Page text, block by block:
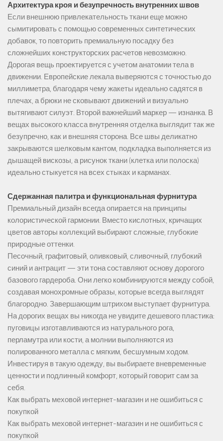
Архитектура кроя и безупречность внутренних швов
Если внешнюю привлекательность ткани еще можно
сымитировать с помощью современных синтетических
добавок, то повторить премиальную посадку без
сложнейших конструкторских расчетов невозможно.
Дорогая вещь проектируется с учетом анатомии тела в
движении. Европейские лекала выверяются с точностью до
миллиметра, благодаря чему жакеты идеально садятся в
плечах, а брюки не сковывают движений и визуально
вытягивают силуэт. Второй важнейший маркер — изнанка. В
вещах высокого класса внутренняя отделка выглядит так же
безупречно, как и внешняя сторона. Все швы деликатно
закрываются шелковым кантом, подкладка выполняется из
дышащей вискозы, а рисунок ткани (клетка или полоска)
идеально стыкуется на всех стыках и карманах.
Сдержанная палитра и функциональная фурнитура
Премиальный дизайн всегда опирается на принципы
колористической гармонии. Вместо кислотных, кричащих
цветов авторы коллекций выбирают сложные, глубокие
природные оттенки.
Песочный, графитовый, оливковый, сливочный, глубокий
синий и антрацит — эти тона составляют основу дорогого
базового гардероба. Они легко комбинируются между собой,
создавая монохромные образы, которые всегда выглядят
благородно. Завершающим штрихом выступает фурнитура.
На дорогих вещах вы никогда не увидите дешевого пластика:
пуговицы изготавливаются из натурального рога,
перламутра или кости, а молнии выполняются из
полированного металла с мягким, бесшумным ходом.
Инвестируя в такую одежду, вы выбираете вневременные
ценности и подлинный комфорт, который говорит сам за
себя.
Как выбрать меховой интернет-магазин и не ошибиться с
покупкой
Как выбрать меховой интернет-магазин и не ошибиться с
покупкой